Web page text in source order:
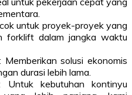
untuk proyek-proyek yang
forklift dalam jangka waktu
: Memberikan solusi ekonomis
durasi lebih lama.
Untuk kebutuhan kontinyu